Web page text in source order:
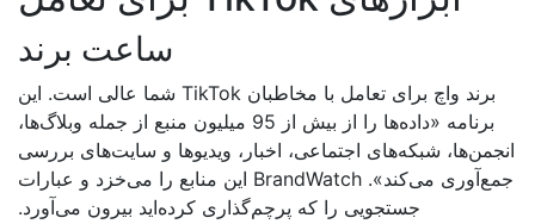
ساعت برند
برند واچ برای تعامل با مخاطبان TikTok شما عالی است. این
برنامه «داده‌ها را از بیش از 95 میلیون منبع از جمله وبلاگ‌ها،
شبکه‌های اجتماعی، اخبار، ویدیوها و سایت‌های بررسی
جمع‌آوری می‌کند». BrandWatch این منابع را می‌خزد و عبارات
جستجویی را که پرچم‌گذاری کرده‌اید بیرون می‌آورد.